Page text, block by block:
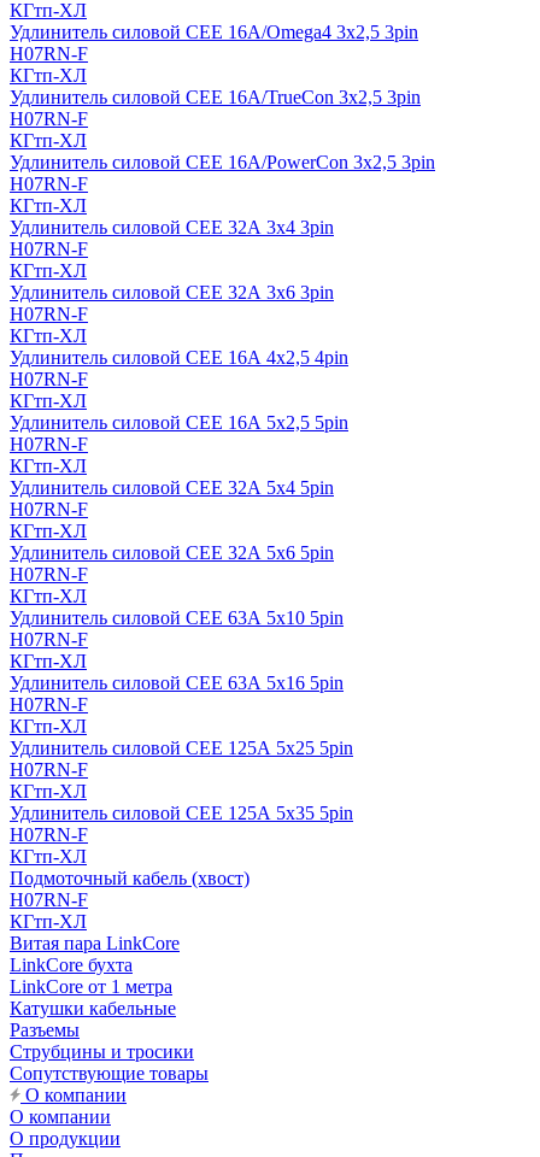
КГтп-ХЛ
Удлинитель силовой CEE 16A/Omega4 3х2,5 3pin
H07RN-F
КГтп-ХЛ
Удлинитель силовой CEE 16A/TrueCon 3х2,5 3pin
H07RN-F
КГтп-ХЛ
Удлинитель силовой CEE 16A/PowerCon 3х2,5 3pin
H07RN-F
КГтп-ХЛ
Удлинитель силовой CEE 32А 3х4 3pin
H07RN-F
КГтп-ХЛ
Удлинитель силовой CEE 32А 3х6 3pin
H07RN-F
КГтп-ХЛ
Удлинитель силовой CEE 16А 4х2,5 4pin
H07RN-F
КГтп-ХЛ
Удлинитель силовой CEE 16А 5x2,5 5pin
H07RN-F
КГтп-ХЛ
Удлинитель силовой CEE 32А 5x4 5pin
H07RN-F
КГтп-ХЛ
Удлинитель силовой CEE 32А 5x6 5pin
H07RN-F
КГтп-ХЛ
Удлинитель силовой CEE 63А 5x10 5pin
H07RN-F
КГтп-ХЛ
Удлинитель силовой CEE 63А 5x16 5pin
H07RN-F
КГтп-ХЛ
Удлинитель силовой CEE 125А 5x25 5pin
H07RN-F
КГтп-ХЛ
Удлинитель силовой CEE 125А 5x35 5pin
H07RN-F
КГтп-ХЛ
Подмоточный кабель (хвост)
H07RN-F
КГтп-ХЛ
Витая пара LinkCore
LinkCore бухта
LinkCore от 1 метра
Катушки кабельные
Разъемы
Струбцины и тросики
Сопутствующие товары
О компании
О компании
О продукции